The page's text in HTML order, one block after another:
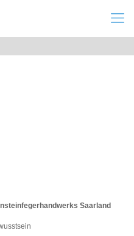
Saarland